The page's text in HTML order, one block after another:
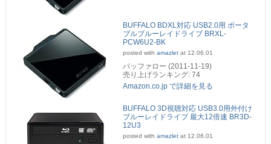
BUFFALO BDXL対応 USB2.0用 ポータ
ブルブルーレイドライブ BRXL-
PCW6U2-BK
posted with amazletat 12.06.01
バッファロー (2011-11-19)
売り上げランキング: 74
Amazon.co.jp で詳細を見る
BUFFALO 3D視聴対応 USB3.0用外付け
ブルーレイドライブ 最大12倍速 BR3D-
12U3
posted with amazletat 12.06.01